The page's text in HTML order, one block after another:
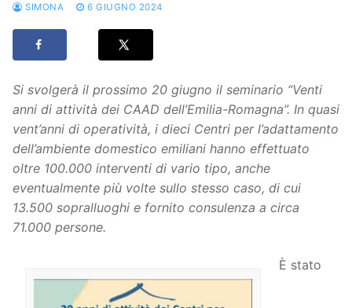
SIMONA 6 GIUGNO 2024
Si svolgerà il prossimo 20 giugno il seminario “Venti
anni di attività dei CAAD dell’Emilia-Romagna”. In quasi
vent’anni di operatività, i dieci Centri per l’adattamento
dell’ambiente domestico emiliani hanno effettuato
oltre 100.000 interventi di vario tipo, anche
eventualmente più volte sullo stesso caso, di cui
13.500 sopralluoghi e fornito consulenza a circa
71.000 persone.
È stato